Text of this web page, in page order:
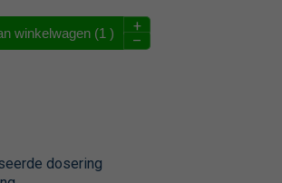
winkelwagen (1 )
+
–
dosering